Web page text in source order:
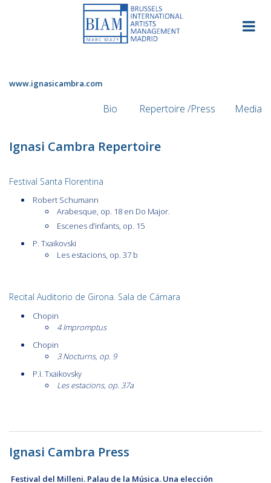
www.ignasicambra.com
Bio Repertoire /Press Media
Ignasi Cambra Repertoire
Festival Santa Florentina
Robert Schumann
Arabesque, op. 18 en Do Major.
Escenes d’infants, op. 15
P. Txaikovski
Les estacions, op. 37 b
Recital Auditorio de Girona. Sala de Cámara
Chopin
4 Impromptus
Chopin
3 Nocturns, op. 9
P.I. Txaikovsky
Les estacions, op. 37a
Ignasi Cambra Press
Festival del Milleni. Palau de la Música. Una elección